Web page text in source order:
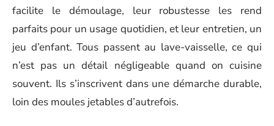
facilite le démoulage, leur robustesse les rend
parfaits pour un usage quotidien, et leur entretien, un
jeu d’enfant. Tous passent au lave-vaisselle, ce qui
n’est pas un détail négligeable quand on cuisine
souvent. Ils s’inscrivent dans une démarche durable,
loin des moules jetables d’autrefois.